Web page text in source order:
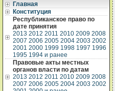
Главная
Конституция
Республиканское право по
дате принятия
2013 2012 2011 2010 2009 2008
2007 2006 2005 2004 2003 2002
2001 2000 1999 1998 1997 1996
1995 1994 и ранее
Правовые акты местных
органов власти по датам
2013 2012 2011 2010 2009 2008
2007 2006 2005 2004 2003 2002